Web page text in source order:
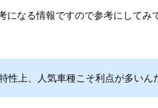
になる情報ですので参考にしてみ
性上、人気車種こそ利点が多いん